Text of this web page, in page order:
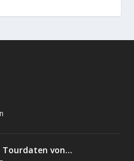
Tourdaten von…